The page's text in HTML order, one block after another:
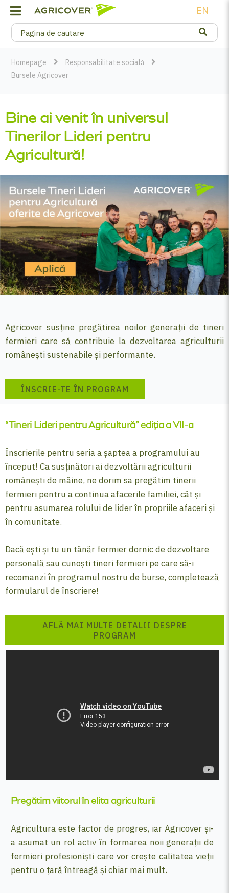
EN
Homepage
Responsabilitate socială
Bursele Agricover
Bine ai venit în universul
Tinerilor Lideri pentru
Agricultură!
Agricover susține pregătirea noilor generații de tineri
fermieri care să contribuie la dezvoltarea agriculturii
românești sustenabile și performante.
ÎNSCRIE-TE ÎN PROGRAM
“Tineri Lideri pentru Agricultură” ediția a VII-a
Înscrierile pentru seria a șaptea a programului au
început! Ca susținători ai dezvoltării agriculturii
românești de mâine, ne dorim sa pregătim tinerii
fermieri pentru a continua afacerile familiei, cât și
pentru asumarea rolului de lider în propriile afaceri și
în comunitate.
Dacă ești și tu un tânăr fermier dornic de dezvoltare
personală sau cunoști tineri fermieri pe care să-i
recomanzi în programul nostru de burse, completează
formularul de înscriere!
AFLĂ MAI MULTE DETALII DESPRE
PROGRAM
Pregătim viitorul în elita agriculturii
Agricultura este factor de progres, iar Agricover și-
a asumat un rol activ în formarea noii generații de
fermieri profesioniști care vor crește calitatea vieții
pentru o țară întreagă și chiar mai mult.